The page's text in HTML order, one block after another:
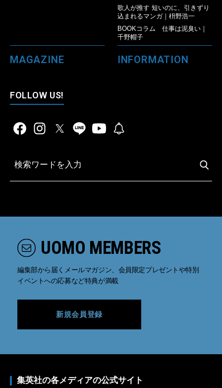
歌人が推す 短いのに、引きずり
込まれるマンガ｜枡野浩一
BOOKコラム 仕事は泥臭い｜
千野帽子
MAGAZINE INFORMATION
FOLLOW US!
UOMO MEMBERS
編集部から届くメールマガジン、会員限定プレゼントや特別
イベントへの応募など特典が満載
新規会員登録
集英社の各メディアの公式サイト